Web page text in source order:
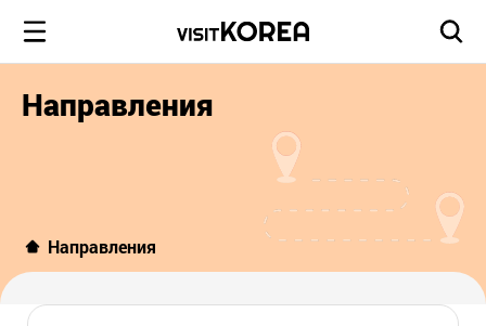
Направления
Направления